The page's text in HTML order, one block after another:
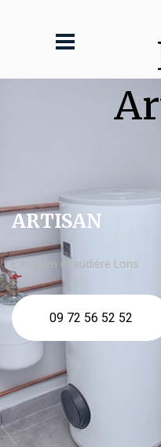
ARTISAN
Entretien chaudière Lons
09 72 56 52 52